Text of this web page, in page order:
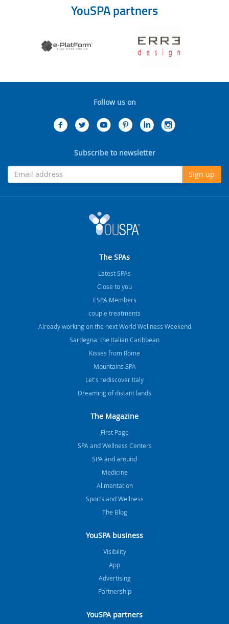
YouSPA partners
Follow us on
Subscribe to newsletter
Sign up
The SPAs
Latest SPAs
Close to you
ESPA Members
couple treatments
Already working on the next World Wellness Weekend
Sardegna: the Italian Caribbean
Kisses from Rome
Mountains SPA
Let's rediscover Italy
Dreaming of distant lands
The Magazine
FIrst Page
SPA and Wellness Centers
SPA and around
Medicine
Alimentation
Sports and Wellness
The Blog
YouSPA business
Visibility
App
Advertising
Partnership
YouSPA partners